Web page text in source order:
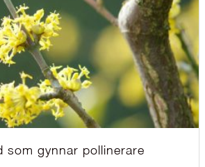
som gynnar pollinerare